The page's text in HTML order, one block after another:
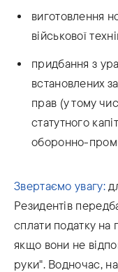
виготовлення
військової
придбання з
встановлених
прав (у тому
статутного
оборонно-
Звертаємо увагу:
Резидентів
сплати податку на
якщо вони не
руки". Водночас,